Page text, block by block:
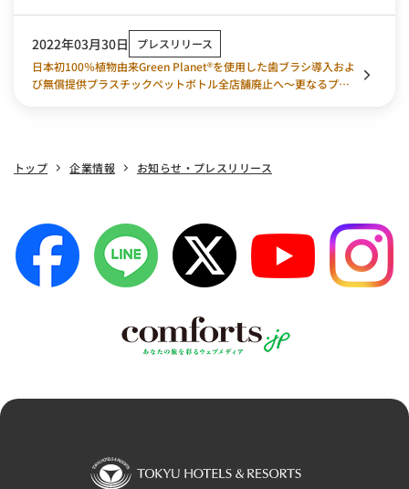
2022年03月30日
プレスリリース
日本初100％植物由来Green Planet®を使用した歯ブラシ導入およ
び無償提供プラスチックペットボトル全店舗廃止へ～更なるプラ
トップ 企業情報 お知らせ・プレスリリース